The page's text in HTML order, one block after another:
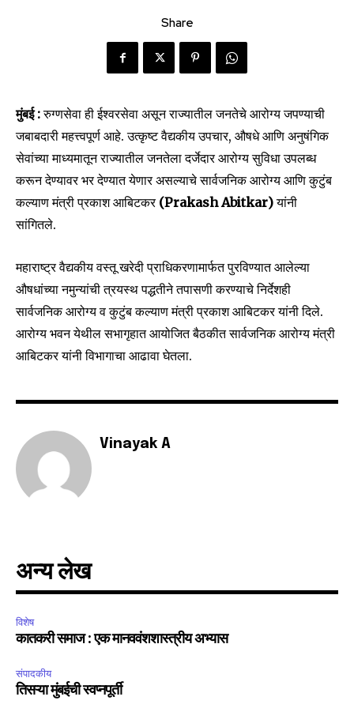
Join our community of
SUBSCRIBERS and be part of the
your privacy and won't spam your inbox. Your information is
safe with us.
6,300
Fans
Share
मुंबई :रुग्णसेवा ही ईश्वरसेवा असून राज्यातील जनतेचे आरोग्य जपण्याची
जबाबदारी महत्त्वपूर्ण आहे. उत्कृष्ट वैद्यकीय उपचार, औषधे आणि अनुषंगिक
सेवांच्या माध्यमातून राज्यातील जनतेला दर्जेदार आरोग्य सुविधा उपलब्ध
करून देण्यावर भर देण्यात येणार असल्याचे सार्वजनिक आरोग्य आणि कुटुंब
कल्याण मंत्री प्रकाश आबिटकर (Prakash Abitkar)यांनी
सांगितले.
महाराष्ट्र वैद्यकीय वस्तू खरेदी प्राधिकरणामार्फत पुरविण्यात आलेल्या
औषधांच्या नमुन्यांची त्रयस्थ पद्धतीने तपासणी करण्याचे निर्देशही
सार्वजनिक आरोग्य व कुटुंब कल्याण मंत्री प्रकाश आबिटकर यांनी दिले.
आरोग्य भवन येथील सभागृहात आयोजित बैठकीत सार्वजनिक आरोग्य मंत्री
आबिटकर यांनी विभागाचा आढावा घेतला.
Vinayak A
अन्य लेख
विशेष
कातकरी समाज : एक मानववंशशास्त्रीय अभ्यास
संपादकीय
तिसऱ्या मुंबईची स्वप्नपूर्ती